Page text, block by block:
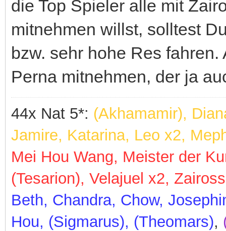
die Top Spieler alle mit
mitnehmen willst, solltest
bzw. sehr hohe Res
Perna mitnehmen, der ja
44x Nat 5*: (Akhamamir),
Jamire, Katarina, Leo x2,
Mei Hou Wang, Meister der
(Tesarion), Velajuel x2, Zaiross
Beth, Chandra, Chow,
Hou, (Sigmarus), (Theomars),